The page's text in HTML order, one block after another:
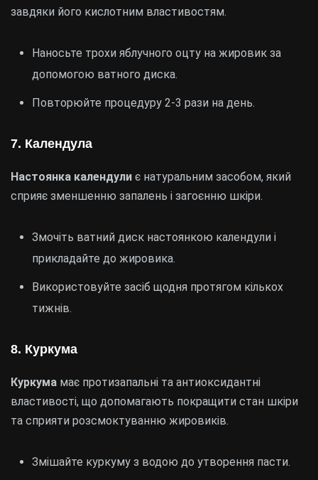
завдяки його кислотним властивостям.
Наносьте трохи яблучного оцту на жировик за
допомогою ватного диска.
Повторюйте процедуру 2-3 рази на день.
7. Календула
Настоянка календули є натуральним засобом, який
сприяє зменшенню запалень і загоєнню шкіри.
Змочіть ватний диск настоянкою календули і
прикладайте до жировика.
Використовуйте засіб щодня протягом кількох
тижнів.
8. Куркума
Куркума має протизапальні та антиоксидантні
властивості, що допомагають покращити стан шкіри
та сприяти розсмоктуванню жировиків.
Змішайте куркуму з водою до утворення пасти.